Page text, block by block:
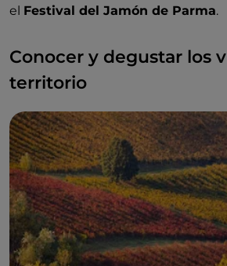
el Festival del Jamón de Parma.
Conocer y degustar los
territorio